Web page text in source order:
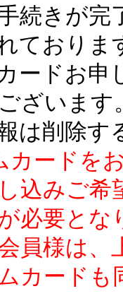
続きが
ておりま
ードお
ざいま
は削除す
カードを
込みご希
必要と
員様は、
カード